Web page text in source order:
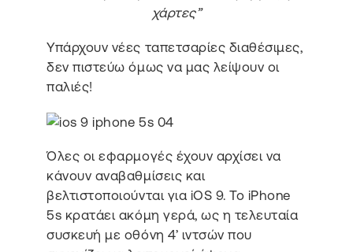
χάρτες”
Υπάρχουν νέες ταπετσαρίες διαθέσιμες,
δεν πιστεύω όμως να μας λείψουν οι
παλιές!
Όλες οι εφαρμογές έχουν αρχίσει να
κάνουν αναβαθμίσεις και
βελτιστοποιούνται για iOS 9. Το iPhone
5s κρατάει ακόμη γερά, ως η τελευταία
συσκευή με οθόνη 4’ ιντσών που